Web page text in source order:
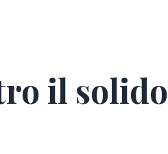
il solido